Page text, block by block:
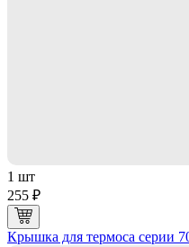
1 шт
255 ₽
Крышка для термоса серии